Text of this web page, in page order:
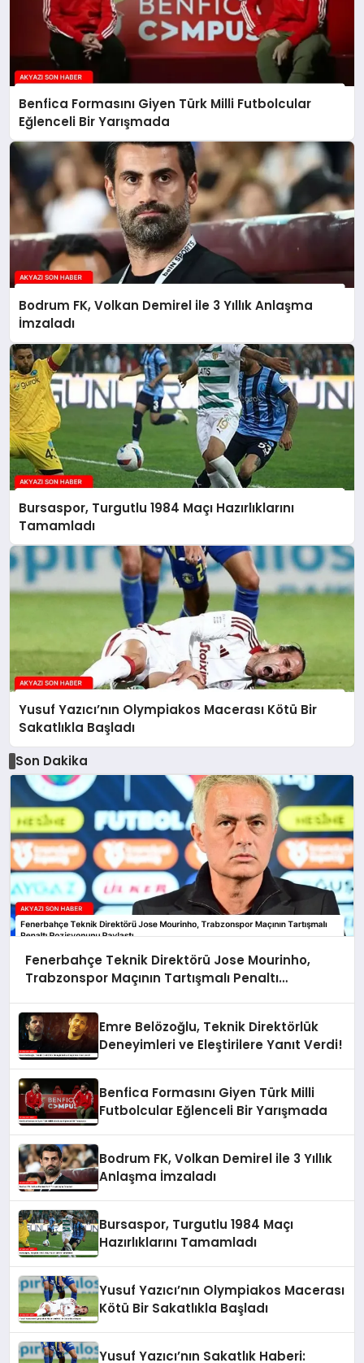
Benfica Formasını Giyen Türk Milli Futbolcular
Eğlenceli Bir Yarışmada
Bodrum FK, Volkan Demirel ile 3 Yıllık Anlaşma
İmzaladı
Bursaspor, Turgutlu 1984 Maçı Hazırlıklarını
Tamamladı
Yusuf Yazıcı’nın Olympiakos Macerası Kötü Bir
Sakatlıkla Başladı
Son Dakika
Fenerbahçe Teknik Direktörü Jose Mourinho,
Trabzonspor Maçının Tartışmalı Penaltı
Emre Belözoğlu, Teknik Direktörlük
Deneyimleri ve Eleştirilere Yanıt Verdi!
Benfica Formasını Giyen Türk Milli
Futbolcular Eğlenceli Bir Yarışmada
Bodrum FK, Volkan Demirel ile 3 Yıllık
Anlaşma İmzaladı
Bursaspor, Turgutlu 1984 Maçı
Hazırlıklarını Tamamladı
Yusuf Yazıcı’nın Olympiakos Macerası
Kötü Bir Sakatlıkla Başladı
Yusuf Yazıcı’nın Sakatlık Haberi: